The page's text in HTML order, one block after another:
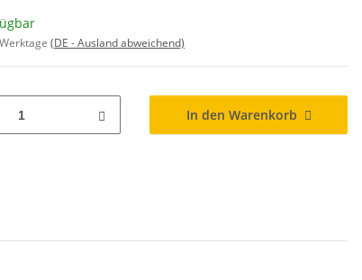
(DE - Ausland abweichend)
In den Warenkorb